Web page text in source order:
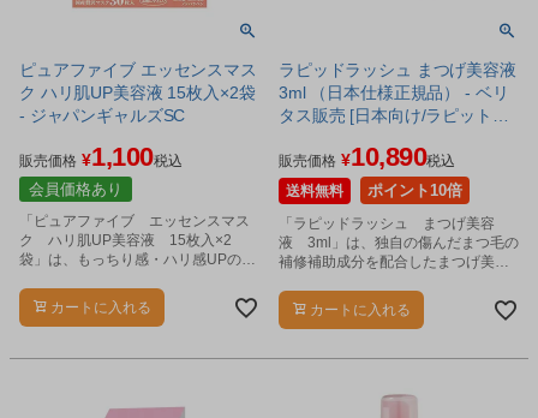
ピュアファイブ エッセンスマス
ク ハリ肌UP美容液 15枚入×2袋
- ジャパンギャルズSC
販売価格 ¥1,100税込
会員価格あり
「ピュアファイブ エッセンスマス
ク ハリ肌UP美容液 15枚入×2
袋」は、もっちり感・ハリ感UPのシ
カートに入れる
ラピッドラッシュ まつげ美容液
3ml （日本仕様正規品） - ベリ
タス販売 [日本向け/ラピットラ
販売価格 ¥10,890税込
送料無料
ポイント10倍
「ラピッドラッシュ まつげ美容
液 3ml」は、独自の傷んだまつ毛の
補修補助成分を配合したまつげ美容
カートに入れる